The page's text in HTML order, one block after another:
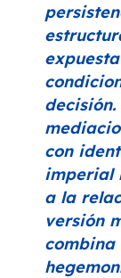
con
imperial
a la
versión